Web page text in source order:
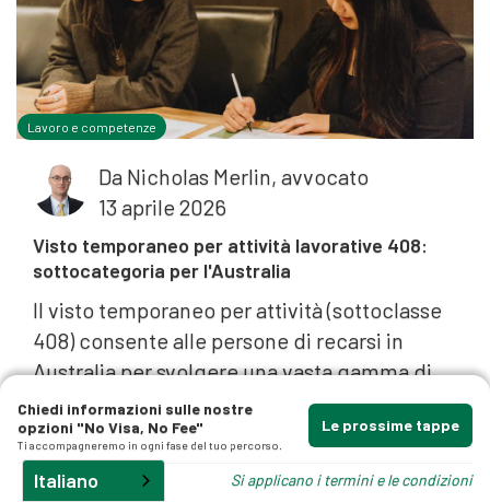
Lavoro e competenze
Da Nicholas Merlin, avvocato
13 aprile 2026
Visto temporaneo per attività lavorative 408:
sottocategoria per l'Australia
Il visto temporaneo per attività (sottoclasse
408) consente alle persone di recarsi in
Australia per svolgere una vasta gamma di
attività di breve durata che apportano
benefici dal punto di vista culturale, sociale
o economico.
Chiedi informazioni sulle nostre
opzioni "No Visa, No Fee"
Ti accompagneremo in ogni fase del tuo percorso.
Le prossime tappe
Si applicano i termini e le condizioni
Italiano